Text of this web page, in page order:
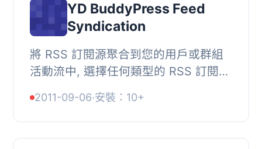
YD BuddyPress Feed
Syndication
將 RSS 訂閱源聚合到您的用戶或群組
活動流中, 選擇任何類型的 RSS 訂閱
動流中。例如，導入現有的部落格。,
每個 BuddyPre...
2011-09-06·安裝：10+